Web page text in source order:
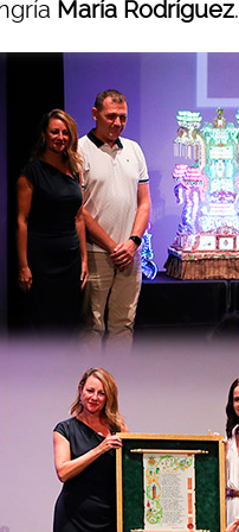
María Rodríguez.